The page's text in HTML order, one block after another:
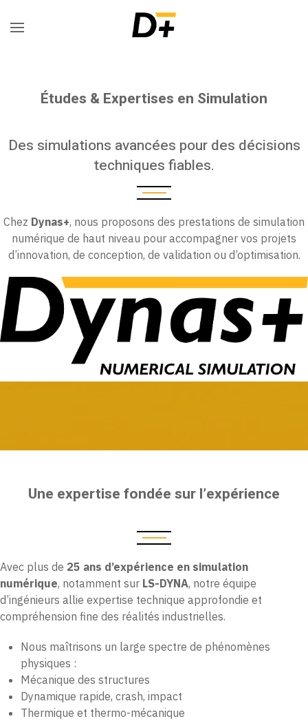
Études & Expertises en Simulation
Des simulations avancées pour des décisions
techniques fiables.
Chez Dynas+, nous proposons des prestations de simulation
numérique de haut niveau pour accompagner vos projets
d’innovation, de conception, de validation ou d’optimisation.
Une expertise fondée sur l’expérience
Avec plus de 25 ans d’expérience en simulation
numérique, notamment sur LS-DYNA, notre équipe
d’ingénieurs allie expertise technique approfondie et
compréhension fine des réalités industrielles.
Nous maîtrisons un large spectre de phénomènes
physiques :
Mécanique des structures
Dynamique rapide, crash, impact
Thermique et thermo-mécanique